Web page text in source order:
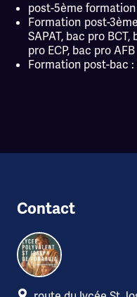
post-5ème formation
Formation post-
SAPAT, bac pro
pro ECP, bac pro AFB
Formation post-bac :
Contact